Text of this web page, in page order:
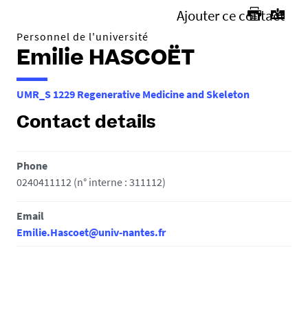
Ajouter ce contact
Personnel de l'université
Emilie HASCOËT
UMR_S 1229 Regenerative Medicine and Skeleton
Contact details
Phone
0240411112 (n° interne : 311112)
Email
Emilie.Hascoet@univ-nantes.fr